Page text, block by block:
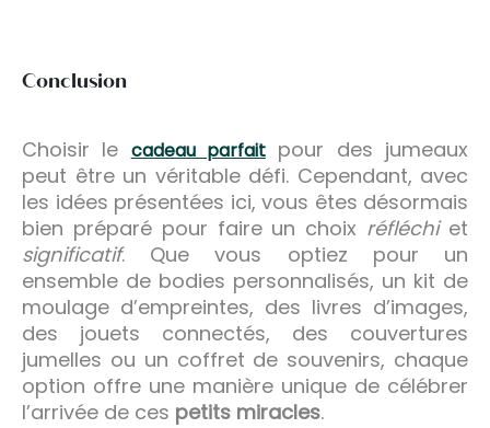
Conclusion
Choisir le cadeau parfait pour des jumeaux
peut être un véritable défi. Cependant, avec
les idées présentées ici, vous êtes désormais
bien préparé pour faire un choix réfléchiet
significatif. Que vous optiez pour un
ensemble de bodies personnalisés, un kit de
moulage d’empreintes, des livres d’images,
des jouets connectés, des couvertures
jumelles ou un coffret de souvenirs, chaque
option offre une manière unique de célébrer
l’arrivée de ces petits miracles.